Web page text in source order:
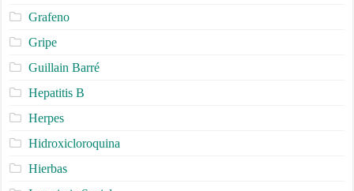
Grafeno
Gripe
Guillain Barré
Hepatitis B
Herpes
Hidroxicloroquina
Hierbas